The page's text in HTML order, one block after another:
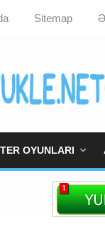
Sitemap
OYUNLARI